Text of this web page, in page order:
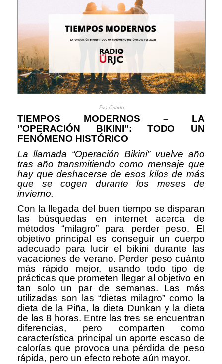
Eva Criado
TIEMPOS MODERNOS – LA
‘’OPERACIÓN BIKINI’’: TODO UN
FENÓMENO HISTÓRICO
La llamada “Operación Bikini” vuelve año
tras año transmitiendo como mensaje que
hay que deshacerse de esos kilos de más
que se cogen durante los meses de
invierno.
Con la llegada del buen tiempo se disparan
las búsquedas en internet acerca de
métodos “milagro” para perder peso. El
objetivo principal es conseguir un cuerpo
adecuado para lucir el bikini durante las
vacaciones de verano. Perder peso cuánto
más rápido mejor, usando todo tipo de
prácticas que prometen llegar al objetivo en
tan solo un par de semanas. Las más
utilizadas son las “dietas milagro” como la
dieta de la Piña, la dieta Dunkan y la dieta
de las 8 horas. Entre las tres se encuentran
diferencias, pero comparten como
característica principal un aporte escaso de
calorías que provoca una pérdida de peso
rápida, pero un efecto rebote aún mayor.